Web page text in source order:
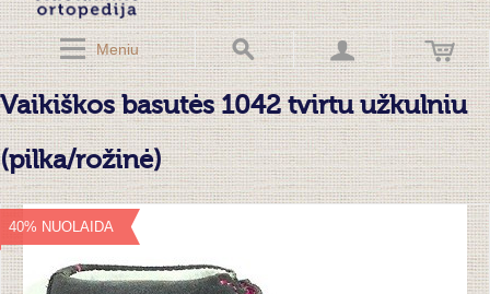
Meniu
Vaikiškos basutės 1042 tvirtu užkulniu
(pilka/rožinė)
40% NUOLAIDA